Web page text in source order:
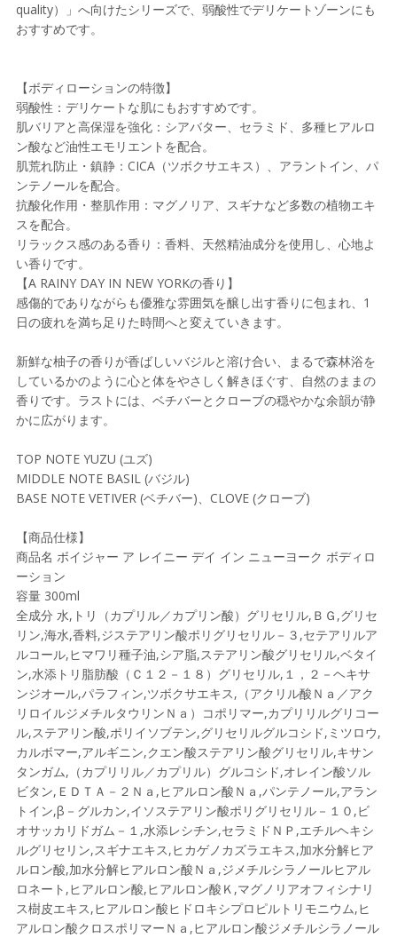
quality）」へ向けたシリーズで、弱酸性でデリケートゾーンにも
おすすめです。
【ボディローションの特徴】
弱酸性：デリケートな肌にもおすすめです。
肌バリアと高保湿を強化：シアバター、セラミド、多種ヒアルロ
ン酸など油性エモリエントを配合。
肌荒れ防止・鎮静：CICA（ツボクサエキス）、アラントイン、パ
ンテノールを配合。
抗酸化作用・整肌作用：マグノリア、スギナなど多数の植物エキ
スを配合。
リラックス感のある香り：香料、天然精油成分を使用し、心地よ
い香りです。
【A RAINY DAY IN NEW YORKの香り】
感傷的でありながらも優雅な雰囲気を醸し出す香りに包まれ、1
日の疲れを満ち足りた時間へと変えていきます。
新鮮な柚子の香りが香ばしいバジルと溶け合い、まるで森林浴を
しているかのように心と体をやさしく解きほぐす、自然のままの
香りです。ラストには、ベチバーとクローブの穏やかな余韻が静
かに広がります。
TOP NOTE YUZU (ユズ)
MIDDLE NOTE BASIL (バジル)
BASE NOTE VETIVER (ベチバー)、CLOVE (クローブ)
【商品仕様】
商品名 ボイジャー ア レイニー デイ イン ニューヨーク ボディロ
ーション
容量 300ml
全成分 水,トリ（カプリル／カプリン酸）グリセリル,ＢＧ,グリセ
リン,海水,香料,ジステアリン酸ポリグリセリル－３,セテアリルア
ルコール,ヒマワリ種子油,シア脂,ステアリン酸グリセリル,ベタイ
ン,水添トリ脂肪酸（Ｃ１２－１８）グリセリル,１，２－ヘキサ
ンジオール,パラフィン,ツボクサエキス,（アクリル酸Ｎａ／アク
リロイルジメチルタウリンＮａ）コポリマー,カプリリルグリコー
ル,ステアリン酸,ポリイソブテン,グリセリルグルコシド,ミツロウ,
カルボマー,アルギニン,クエン酸ステアリン酸グリセリル,キサン
タンガム,（カプリリル／カプリル）グルコシド,オレイン酸ソル
ビタン,ＥＤＴＡ－２Ｎａ,ヒアルロン酸Ｎａ,パンテノール,アラン
トイン,β－グルカン,イソステアリン酸ポリグリセリル－１０,ビ
オサッカリドガム－１,水添レシチン,セラミドＮＰ,エチルヘキシ
ルグリセリン,スギナエキス,ヒカゲノカズラエキス,加水分解ヒア
ルロン酸,加水分解ヒアルロン酸Ｎａ,ジメチルシラノールヒアル
ロネート,ヒアルロン酸,ヒアルロン酸Ｋ,マグノリアオフィシナリ
ス樹皮エキス,ヒアルロン酸ヒドロキシプロピルトリモニウム,ヒ
アルロン酸クロスポリマーＮａ,ヒアルロン酸ジメチルシラノール